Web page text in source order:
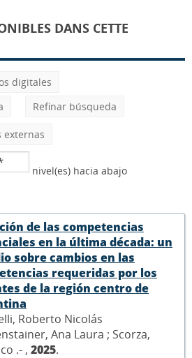
DANS CETTE
digitales
Refinar búsqueda
externas
nivel(es) hacia abajo
de las competencias
en la última década: un
sobre cambios en las
requeridas por los
de la región centro de
Roberto Nicolás
Ana Laura ; Scorza,
.- , 2025.